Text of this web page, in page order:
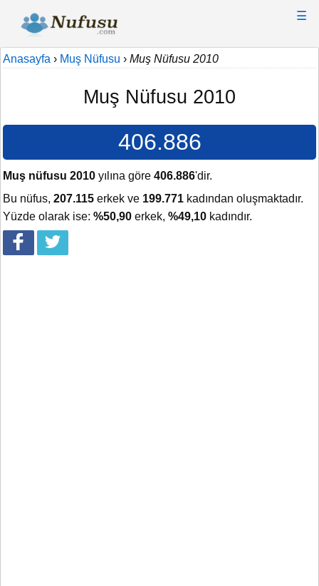
☰
Anasayfa › Muş Nüfusu › Muş Nüfusu 2010
Muş Nüfusu 2010
406.886
Muş nüfusu 2010 yılına göre 406.886'dir.
Bu nüfus, 207.115 erkek ve 199.771 kadından oluşmaktadır.
Yüzde olarak ise: %50,90 erkek, %49,10 kadındır.